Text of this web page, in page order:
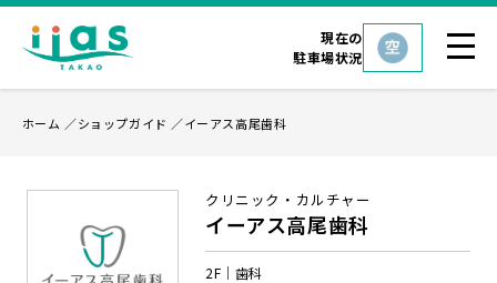
現在の
駐車場状況
ホーム ショップガイド イーアス高尾歯科
クリニック・カルチャー
イーアス高尾歯科
2F 歯科